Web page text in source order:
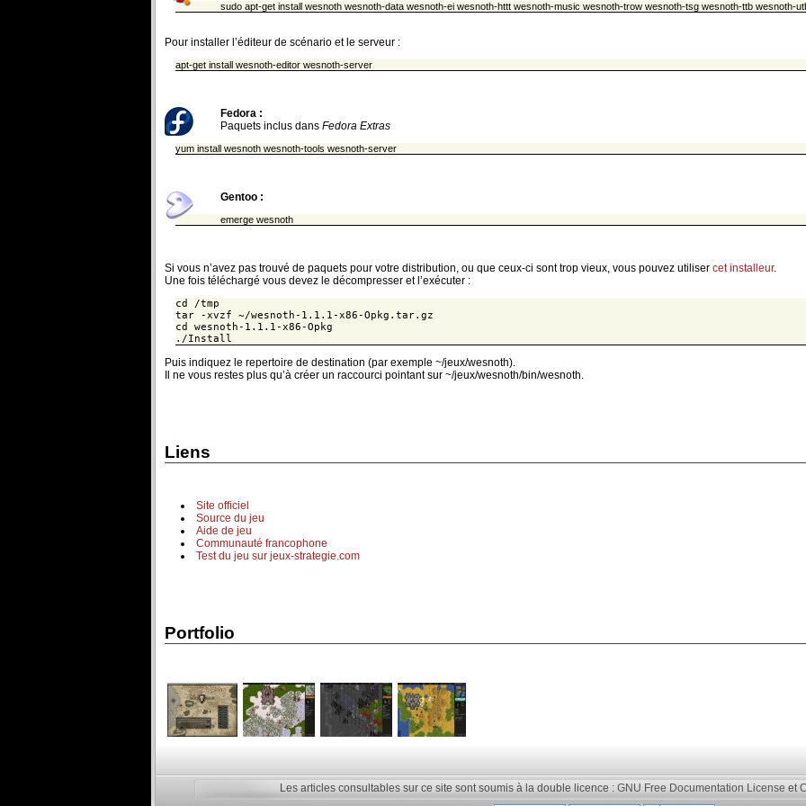
sudo apt-get install wesnoth wesnoth-data wesnoth-ei wesnoth-httt wesnoth-music wesnoth-trow wesnoth-tsg wesnoth-ttb wesnoth-
Pour installer l’éditeur de scénario et le serveur :
apt-get install wesnoth-editor wesnoth-server
Fedora :
Paquets inclus dans Fedora Extras
yum install wesnoth wesnoth-tools wesnoth-server
Gentoo :
emerge wesnoth
Si vous n’avez pas trouvé de paquets pour votre distribution, ou que ceux-ci sont trop vieux, vous pouvez utiliser cet installeur.
Une fois téléchargé vous devez le décompresser et l’exécuter :
cd /tmp
tar -xvzf ~/wesnoth-1.1.1-x86-Opkg.tar.gz
cd wesnoth-1.1.1-x86-Opkg
./Install
Puis indiquez le repertoire de destination (par exemple ~/jeux/wesnoth).
Il ne vous restes plus qu’à créer un raccourci pointant sur ~/jeux/wesnoth/bin/wesnoth.
Liens
Site officiel
Source du jeu
Aide de jeu
Communauté francophone
Test du jeu sur jeux-strategie.com
Portfolio
Les articles consultables sur ce site sont soumis à la double licence : GNU Free Documentation License et